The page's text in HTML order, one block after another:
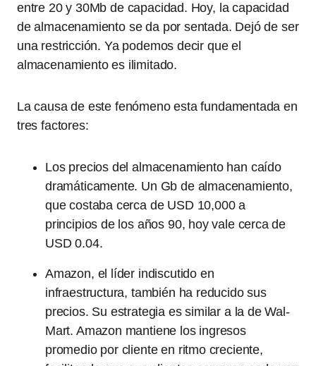
entre 20 y 30Mb de capacidad. Hoy, la capacidad
de almacenamiento se da por sentada. Dejó de ser
una restricción. Ya podemos decir que el
almacenamiento es ilimitado.
La causa de este fenómeno esta fundamentada en
tres factores:
Los precios del almacenamiento han caído
dramáticamente. Un Gb de almacenamiento,
que costaba cerca de USD 10,000 a
principios de los años 90, hoy vale cerca de
USD 0.04.
Amazon, el líder indiscutido en
infraestructura, también ha reducido sus
precios. Su estrategia es similar a la de Wal-
Mart. Amazon mantiene los ingresos
promedio por cliente en ritmo creciente,